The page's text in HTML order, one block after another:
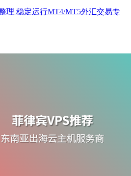
理 稳定运行MT4/MT5外汇交易专